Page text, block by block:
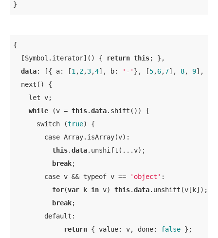
}
{
  [Symbol.iterator]() {
return this; },
data: [{ a: [1 ,2,3,4], b: '-' }, [5,6,7], 8, 9],
  next() {
    let v;
while (v = this.data.shift()) {
      switch (
true) {
        case Array.isArray(v):
this.data.unshift(...v);
break;
        case v && typeof v ==
'object' :
for(var k in v) this.data.unshift(v[k]);
break;
        default:
return { value: v, done: false };